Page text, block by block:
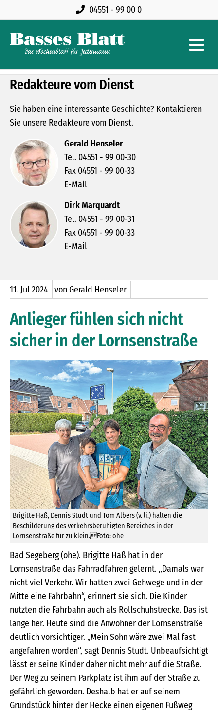
04551 - 99 00 0
Redakteure vom Dienst
Sie haben eine interessante Geschichte? Kontaktieren
Sie unsere Redakteure vom Dienst.
Gerald Henseler
Tel. 04551 - 99 00-30
Fax 04551 - 99 00-33
E-Mail
Dirk Marquardt
Tel. 04551 - 99 00-31
Fax 04551 - 99 00-33
E-Mail
11. Jul2024 von Gerald Henseler
Anlieger fühlen sich nicht
sicher in der Lornsenstraße
Brigitte Haß, Dennis Studt und Tom Albers (v. li.) halten die
Beschilderung des verkehrsberuhigten Bereiches in der
Lornsenstraße für zu klein.Foto: ohe
Bad Segeberg (ohe). Brigitte Haß hat in der
Lornsenstraße das Fahrradfahren gelernt. „Damals war
nicht viel Verkehr. Wir hatten zwei Gehwege und in der
Mitte eine Fahrbahn“, erinnert sie sich. Die Kinder
nutzten die Fahrbahn auch als Rollschuhstrecke. Das ist
lange her. Heute sind die Anwohner der Lornsenstraße
deutlich vorsichtiger. „Mein Sohn wäre zwei Mal fast
angefahren worden“, sagt Dennis Studt. Unbeaufsichtigt
lässt er seine Kinder daher nicht mehr auf die Straße.
Der Weg zu seinem Parkplatz ist ihm auf der Straße zu
gefährlich geworden. Deshalb hat er auf seinem
Grundstück hinter der Hecke einen eigenen Fußweg